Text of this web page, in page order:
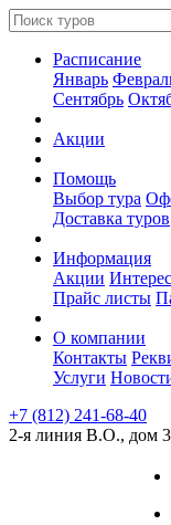
Расписание
Январь
Сентябрь
Акции
Помощь
Выбор тура
Доставка туров
Информация
Акции
Прайс листы
О компании
Контакты
Услуги
+7 (812) 241-68-40
2-я линия В.О., дом